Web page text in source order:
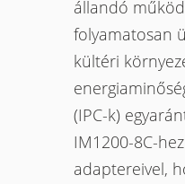
állandó
folyamatosan
kültéri
(IPC-k)
IM1200-8C-
adaptereivel,